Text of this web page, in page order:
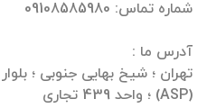
تهران ؛ شیخ بهایی جنوبی ؛
(ASP) ؛ واحد 439 تجاری